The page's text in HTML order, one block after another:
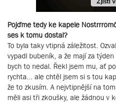
Pojďme tedy ke kapele
ses k tomu dostal?
To byla taky vtipná záležitost.
vypadl bubeník, a že mají za
bych to nedal. Řekl jsem mu, ať
rychta... ale chtěl jsem si s tou
že to zkusím. A nejvtipnější na
měli asi tři zkoušky, ale žádnou v